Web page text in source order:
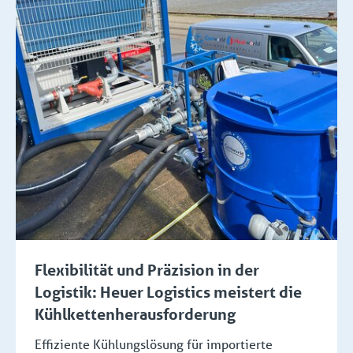
Flexibilität und Präzision in der
Logistik: Heuer Logistics meistert die
Kühlkettenherausforderung
Effiziente Kühlungslösung für importierte